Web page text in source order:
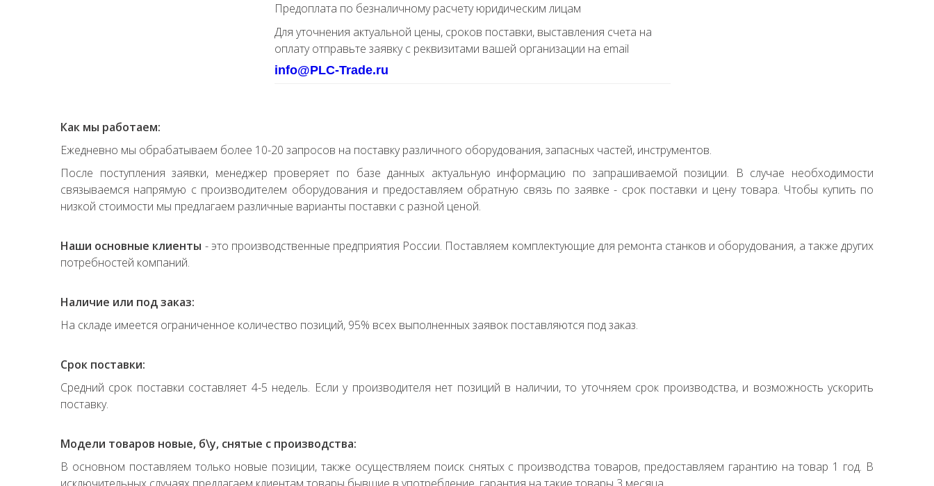
Предоплата по безналичному расчету юридическим лицам
Для уточнения актуальной цены, сроков поставки, выставления счета на
оплату отправьте заявку с реквизитами вашей организации на email
info@PLC-Trade.ru
Как мы работаем:
Ежедневно мы обрабатываем более 10-20 запросов на поставку различного оборудования, запасных частей, инструментов.
После поступления заявки, менеджер проверяет по базе данных актуальную информацию по запрашиваемой позиции. В случае необходимости
связываемся напрямую с производителем оборудования и предоставляем обратную связь по заявке - срок поставки и цену товара. Чтобы купить по
низкой стоимости мы предлагаем различные варианты поставки с разной ценой.
Наши основные клиенты - это производственные предприятия России. Поставляем комплектующие для ремонта станков и оборудования, а также других
потребностей компаний.
Наличие или под заказ:
На складе имеется ограниченное количество позиций, 95% всех выполненных заявок поставляются под заказ.
Срок поставки:
Средний срок поставки составляет 4-5 недель. Если у производителя нет позиций в наличии, то уточняем срок производства, и возможность ускорить
поставку.
Модели товаров новые, б\у, снятые с производства:
В основном поставляем только новые позиции, также осуществляем поиск снятых с производства товаров, предоставляем гарантию на товар 1 год. В